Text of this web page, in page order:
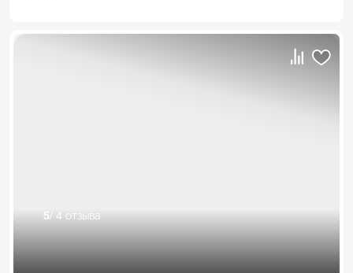
5/ 4 отзыва